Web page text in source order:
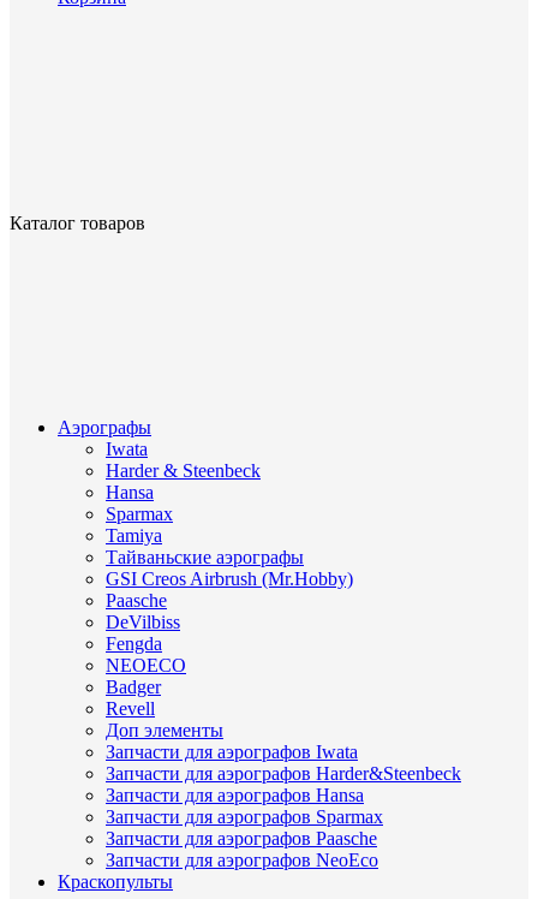
Каталог товаров
Аэрографы
Iwata
Harder & Steenbeck
Hansa
Sparmax
Tamiya
Тайваньские аэрографы
GSI Creos Airbrush (Mr.Hobby)
Paasche
DeVilbiss
Fengda
NEOECO
Badger
Revell
Доп элементы
Запчасти для аэрографов Iwata
Запчасти для аэрографов Harder&Steenbeck
Запчасти для аэрографов Hansa
Запчасти для аэрографов Sparmax
Запчасти для аэрографов Paasche
Запчасти для аэрографов NeoEco
Краскопульты